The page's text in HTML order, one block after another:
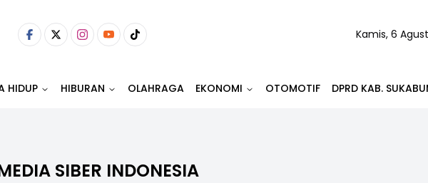
Kamis, 6
HIDUP HIBURAN OLAHRAGA EKONOMI OTOMOTIF DPRD KAB.
SIBER INDONESIA